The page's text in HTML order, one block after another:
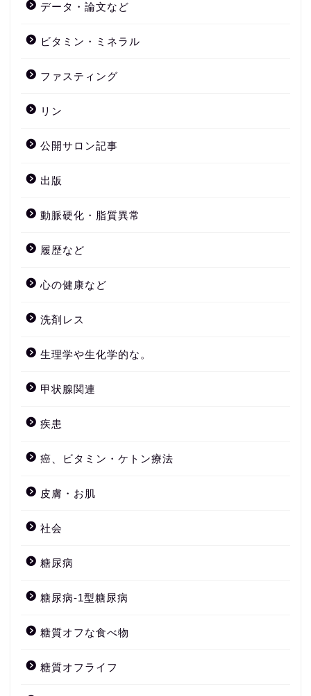
データ・論文など
ビタミン・ミネラル
ファスティング
リン
公開サロン記事
出版
動脈硬化・脂質異常
履歴など
心の健康など
洗剤レス
生理学や生化学的な。
甲状腺関連
疾患
癌、ビタミン・ケトン療法
皮膚・お肌
社会
糖尿病
糖尿病-1型糖尿病
糖質オフな食べ物
糖質オフライフ